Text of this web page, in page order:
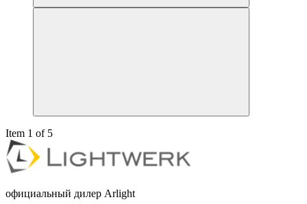
Item 1 of 5
официальный дилер Arlight